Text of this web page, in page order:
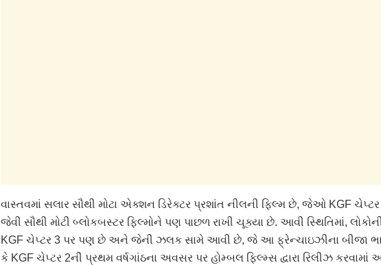
વાસ્તવમાં સલાર સૌથી મોટા એક્શન ડિરેક્ટર પ્રશાંત નીલની ફિલ્મ છે, જેઓ KGF
જેવી સૌથી મોટી બ્લોકબસ્ટર ફિલ્મોને પણ પાછળ રાખી ચૂક્યા છે. આવી સ્થિતિમાં,
KGF ચેપ્ટર 3 પર પણ છે અને જેની ઝલક સામે આવી છે, જે આ ફ્રેન્ચાઇઝીના બીજા
કે KGF ચેપ્ટર 2ની પ્રથમ વર્ષગાંઠના અવસર પર હોમ્બલ ફિલ્મ્સ દ્વારા રિલીઝ કરવામાં